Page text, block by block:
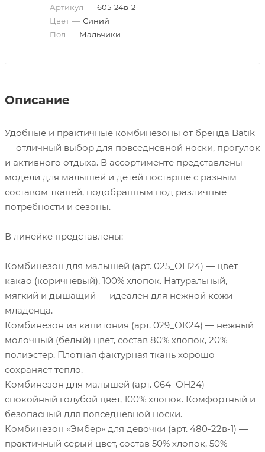
Артикул — 605-24в-2
Цвет — Синий
Пол — Мальчики
Описание
Удобные и практичные комбинезоны от бренда Batik
— отличный выбор для повседневной носки, прогулок
и активного отдыха. В ассортименте представлены
модели для малышей и детей постарше с разным
составом тканей, подобранным под различные
потребности и сезоны.
В линейке представлены:
Комбинезон для малышей (арт. 025_ОН24) — цвет
какао (коричневый), 100% хлопок. Натуральный,
мягкий и дышащий — идеален для нежной кожи
младенца.
Комбинезон из капитония (арт. 029_ОК24) — нежный
молочный (белый) цвет, состав 80% хлопок, 20%
полиэстер. Плотная фактурная ткань хорошо
сохраняет тепло.
Комбинезон для малышей (арт. 064_ОН24) —
спокойный голубой цвет, 100% хлопок. Комфортный и
безопасный для повседневной носки.
Комбинезон «Эмбер» для девочки (арт. 480-22в-1) —
практичный серый цвет, состав 50% хлопок, 50%